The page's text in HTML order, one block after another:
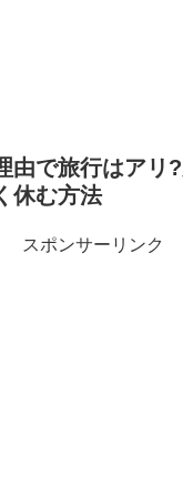
由で旅行はアリ
休む方法
スポンサーリンク